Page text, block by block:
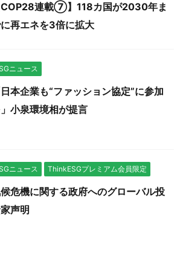
COP28連載⑦】118カ国が2030年ま
再エネを3倍に拡大
ニュース
日本企業も“ファッション協定”に参加
小泉環境相が提言
ニュース ThinkESGプレミアム会員限定
危機に関する政府へのグローバル投
声明